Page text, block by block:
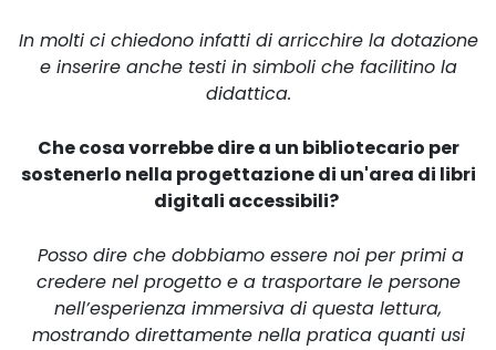
In molti ci chiedono infatti di arricchire la dotazione
e inserire anche testi in simboli che facilitino la
didattica.
Che cosa vorrebbe dire a un bibliotecario per
sostenerlo nella progettazione di un'area di libri
digitali accessibili?
Posso dire che dobbiamo essere noi per primi a
credere nel progetto e a trasportare le persone
nell’esperienza immersiva di questa lettura,
mostrando direttamente nella pratica quanti usi